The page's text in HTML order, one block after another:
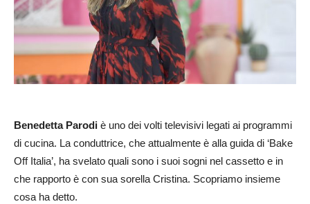
Benedetta Parodi è uno dei volti televisivi legati ai programmi
di cucina. La conduttrice, che attualmente è alla guida di ‘Bake
Off Italia’, ha svelato quali sono i suoi sogni nel cassetto e in
che rapporto è con sua sorella Cristina. Scopriamo insieme
cosa ha detto.